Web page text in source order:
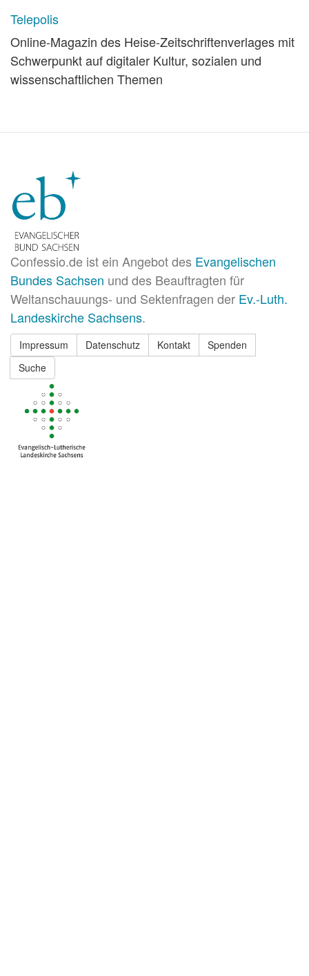
Telepolis
Online-Magazin des Heise-Zeitschriftenverlages mit
Schwerpunkt auf digitaler Kultur, sozialen und
wissenschaftlichen Themen
Confessio.de ist ein Angebot des Evangelischen
Bundes Sachsen und des Beauftragten für
Weltanschauungs- und Sektenfragen der Ev.-Luth.
Landeskirche Sachsens.
Impressum Datenschutz Kontakt
Spenden
Suche